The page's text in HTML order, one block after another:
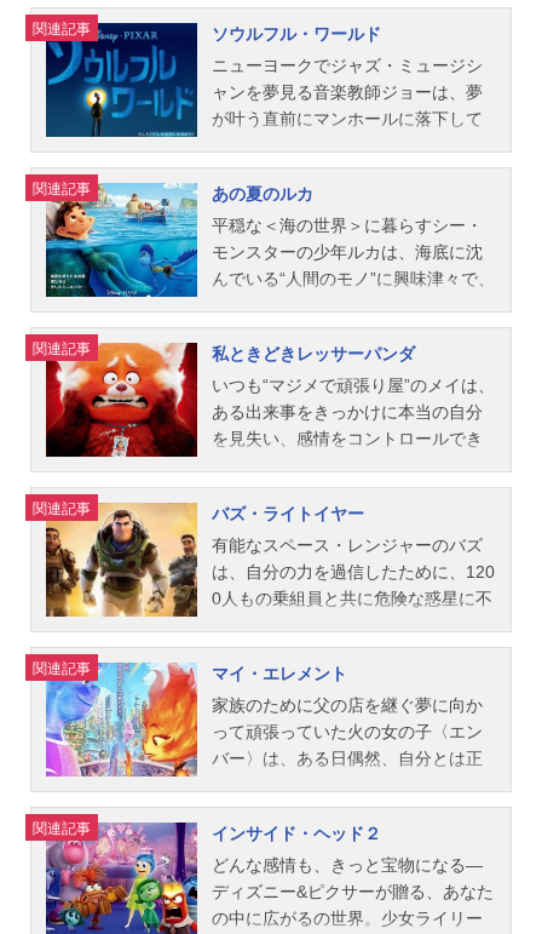
ン製作総指揮：ジョン・ラセター脚
本：キール・マレー、ボブ・ピータ
ーソン、マイク・リッチ音楽：ラン
ディ・ニューマンプロダクション・
デ...
木睦事務官：チョー広場のマリアッ
チ／グスタヴォ：坂口候一ママ・コ
コ：大方斐紗子フリーダ・カーロ：
渡辺直美スタッフ監督：リー・アン
クリッチ共同監督：エイドリアン・
ソン製作総指揮：ジョン・ラセター
脚本：エイドリアン・モリーナ、マ
シュー・アルドリッチ音楽：マイケ
ル・ジアッキーノ楽曲：クリ...
場版アニメスケジュール2018年8月1
日（水）キャストボブ／Mr.インクレ
ディブル：三浦友和ヘレン／イラス
ティガール：黒木瞳ヴァイオレッ
ト：綾瀬はるかダッシュ：山崎智史
シールウィンストン・ディヴァー：
木下浩之イヴリン・ディヴァー：加
藤有生子フロゾン：斎藤志郎ヴォイ
ド：小島瑠璃子エドナ・モード：後
藤哲夫ヘレクトリクス：サンシャイ
馬幸人アンダーマイナー：髙田延彦
スタッフ脚本＆監督：ブラッド・バ
ード製作：ジョン・ウォーカー、ニ
コル・パラディス・グリンド...
出会い、そしてスリルあふれる冒険
だった。ウッディが目にする新たな
世界とは？ウッディやバズら仲間た
ちの新たな旅立ちと冒険を描く「ト
イ・ストーリー」史上最大の感動ア
リー4放送形態劇場版アニメシリーズ
トイ・ストーリーシリーズスケジュ
ール2019年7月12日（金）キャスト
ウッディ：唐沢寿明バズ：所ジョー
ジボー・ピープ：戸田恵子フォーキ
川智之ダッキー：松尾駿（チョコレ
ートプラネット）バニー：長田庄平
（チョコレートプラネット）ギャビ
ー・ギャビー：新木優子ギグル・マ
クディンプルズ：竹内順子ジェシ
ハム：咲野俊介スタッフ監督：ジョ
シュ・クーリー脚本：ステファニ
ー・フォルソム脚本・製作総指揮：
アンドリュー・スタントン製作：
ジ...
持てず、何をやっても上手くいかな
いことばかり。そんな彼の叶わぬ願
いは、彼が生まれる前に亡くなった
父に会う事。16歳の誕生日プレゼン
トに、父が母に託した魔法の杖を贈
手紙に記されていたのは＜父を24時
間だけ蘇らせる魔法＞──だが魔法に
失敗して“半分”の足だけの姿で父を復
活させてしまう──。魔法オタクで陽
気な兄バーリーの助けを借りて、イ
魔法を探す旅に出るが、彼らに残さ
れた時間は、あと24時間しかなかっ
た…。作品名2分の1の魔法放送形態
劇場版アニメシリーズディズニー映
画スケジュール2020年8月21日
ト：志尊淳バーリー・ライトフッ
ト：城田優ローレル・ライトフッ
ト：近藤春菜（ハリセンボン）マン
ティコア：浦嶋りんこコルト・ブロ
ンコ：村治学ウィルデン・ライトフ
美子ゴア：大井麻利衣デュードロッ
プ：林真里花グレックリン：新谷真
弓ガクストン：丸山壮史アヴェル：
魚建フェンウィック：立木文彦スタ
ッ...
関連記事
ソウルフル・ワールド
ニューヨークでジャズ・ミュージシ
ャンを夢見る音楽教師ジョーは、夢
が叶う直前にマンホールに落下して
ウル＜魂＞たちが地上に生まれる前
に「どんな自分になるか」を決める
世界だった！そこでジョーが出会っ
たのは、やりたいことを見つけられ
ず、“人間に生まれたくない”と何百年
番”と呼ばれるソウル。夢のために地
上での人生を取り戻したいジョーは2
2番に協力を求めるが…奇跡の大冒険
を繰り広げる二人が、最後に見つけ
た＜人生のきらめき＞とは…？作品
信スケジュール2020年12月25日
（金）【劇場公開】2024年4月12日
（金）キャストジョー：浜野謙太22
番：川栄李奈ムーンウィンド：福田
転球テリー：梅田貴公美カウンセラ
ー・ジェリー：多田野曜平カウンセ
ラー・ジェリー：後藤敦カウンセラ
ー・ジェリー：仲野裕カウンセラ
ー・ジェリー：森夏姫リバ：定岡小
百合デズ：宮本崇弘カーリー：丸山
帆メルバ：野村須磨子ポール：木村
昴ルル：西宏子医師：鷄冠井美智子
ストリートミュージシャン：瑛人ス
タッフ監督：ピート・ドクター共同
監...
関連記事
あの夏のルカ
平穏な＜海の世界＞に暮らすシー・
モンスターの少年ルカは、海底に沈
んでいる“人間のモノ”に興味津々で、
ばかり。人間の世界を知るシー・モ
ンスターのアルベルトと出会った彼
は、ついに海の掟を破り、2人でポル
トロッソの町に足を踏み入れる。身
体が乾くと人間の姿になる性質を持
年だが、少しでも水に濡れると元の
姿に…この“秘密”を人間に知られる恐
怖を抱きながらも、ルカは目の前に
広がる新しい世界に魅了されてい
く。もっと知りたい。この世界のす
無邪気な冒険はやがて、海と陸とに
分断されてきた2つの世界に大事件を
巻き起こす。果たして、ルカの禁断
の憧れが生んだ＜ひと夏の奇跡＞と
は、何か…？作品名あの夏のルカ放
8日（金）【劇場公開】2024年3月29
日（金）キャストルカ：阿部カノン
アルベルト：池田優斗ジュリア：福
島香々エルコレ：浪川大輔ダニエ
ラ：高乃麗マッシモ：乃村健次ロレ
関連記事
私ときどきレッサーパンダ
いつも“マジメで頑張り屋”のメイは、
ある出来事をきっかけに本当の自分
を見失い、感情をコントロールでき
めると、レッサーパンダになってし
まった！突然の変身に隠された、メ
イも知らない驚きのとは…？“自分ら
しさは、ひとつじゃない”――どんな
自分も好きになれる、“じぶん解放”エ
きレッサーパンダ放送形態配信スケ
ジュール2022年3月11日（金）【劇
場公開】2024年3月15日（金）キャ
ストメイ：佐竹桃華ミン：木村佳乃
ミリアム：関根有咲アビー：れいみ
イのおばあちゃん：定岡小百合タイ
ラー：木村皐誠デヴォン：花江夏樹
スタッフ監督：ドミー・シー製作：
リンジー・コリンズ配給：ウォル
ト・ディズニー・ジャパン公開開始
関連記事
バズ・ライトイヤー
有能なスペース・レンジャーのバズ
は、自分の力を過信したために、120
0人もの乗組員と共に危険な惑星に不
め、バズは猫型の友だちロボットの
ソックスと共に不可能なミッション
に挑む。その行く手には、ずっと孤
独だったバズの人生を変えるイジー
や個性豊かな仲間たちと、思いもよ
イ・ストーリー」で誰よりも仲間思
いのバズ・ライトイヤーの、知られ
ざるルーツを描く感動のファンタジ
ー・アドベンチャー。作品名バズ・
ライトイヤー放送形態劇場版アニメ
関連記事
マイ・エレメント
家族のために父の店を継ぐ夢に向か
って頑張っていた火の女の子〈エン
バー〉は、ある日偶然、自分とは正
ェイド〉と出会う。ウェイドと一緒
に初めて世界の広さに触れたエンバ
ーは、ふと自分の新たな可能性を考
え始める――私の本当にやりたいこ
とって…？火の世界の外へひそかな
関連記事
インサイド・ヘッド２
どんな感情も、きっと宝物になる―
ディズニー&ピクサーが贈る、あなた
の中に広がるの世界。少女ライリー